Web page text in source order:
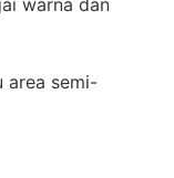
area semi-